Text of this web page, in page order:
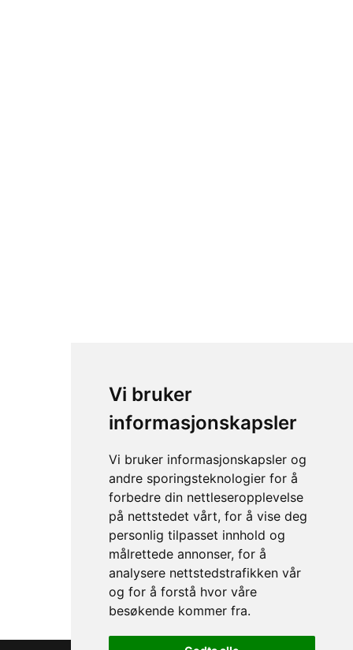
Vi bruker
informasjonskapsler
Vi bruker informasjonskapsler og
andre sporingsteknologier for å
forbedre din nettleseropplevelse
på nettstedet vårt, for å vise deg
personlig tilpasset innhold og
målrettede annonser, for å
analysere nettstedstrafikken vår
og for å forstå hvor våre
besøkende kommer fra.
NRS Tactyl Hjelm